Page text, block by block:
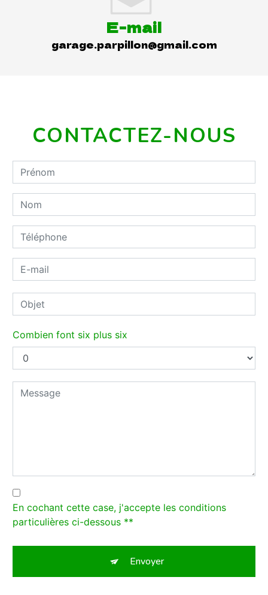
E-mail
garage.parpillon@gmail.com
CONTACTEZ-NOUS
Combien font six plus six
En cochant cette case, j'accepte les conditions
particulières ci-dessous **
Envoyer